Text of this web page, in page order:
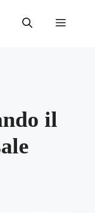
Menu
il